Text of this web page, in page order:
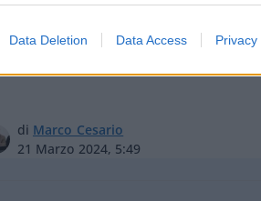
Data Deletion Data Access
di Marco Cesario
21 Marzo 2024, 5:49